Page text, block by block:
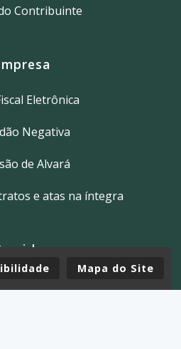
Mapa do Site
Contribuinte
Eletrônica
Negativa
de Alvará
e atas na íntegra